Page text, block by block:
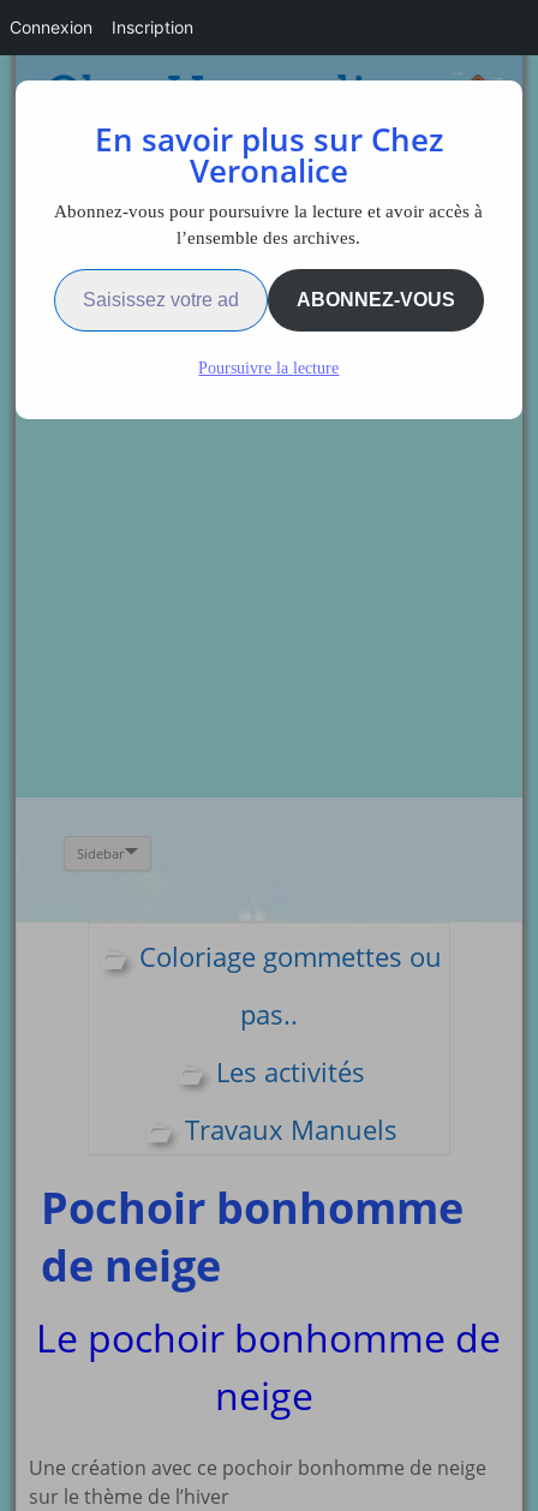
Sidebar
Coloriage gommettes ou
pas..
Les activités
Travaux Manuels
Pochoir bonhomme
de neige
Le pochoir bonhomme de
neige
Une création avec ce pochoir bonhomme de neige
sur le thème de l’hiver
En savoir plus sur Chez
Veronalice
Abonnez-vous pour poursuivre la lecture et avoir accès à
l’ensemble des archives.
Saisissez votre adresse e-mail…
ABONNEZ-VOUS
Poursuivre la lecture
Connexion Inscription